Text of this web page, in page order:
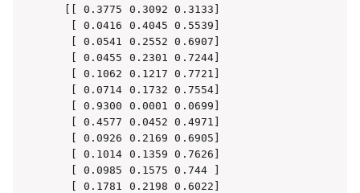
  [[ 0.3775 0.3092 0.3133]
   [ 0.0416 0.4045 0.5539]
   [ 0.0541 0.2552 0.6907]
   [ 0.0455 0.2301 0.7244]
   [ 0.1062 0.1217 0.7721]
   [ 0.0714 0.1732 0.7554]
   [ 0.9300 0.0001 0.0699]
   [ 0.4577 0.0452 0.4971]
   [ 0.0926 0.2169 0.6905]
   [ 0.1014 0.1359 0.7626]
   [ 0.0985 0.1575 0.744 ]
   [ 0.1781 0.2198 0.6022]